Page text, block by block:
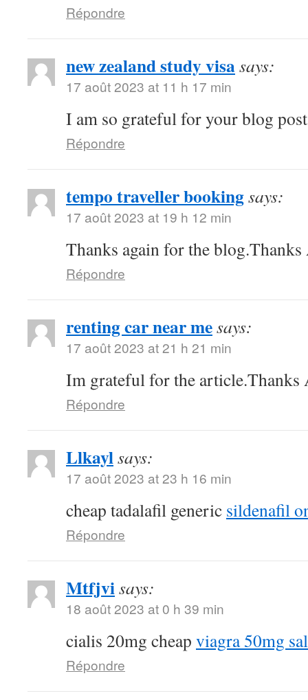
Répondre
new zealand study visasays:
17 août 2023 at 11 h 17 min
I am so grateful for your blog
Répondre
tempo traveller bookingsays:
17 août 2023 at 19 h 12 min
Thanks again for the
Répondre
renting car near mesays:
17 août 2023 at 21 h 21 min
Im grateful for the article.Thanks
Répondre
Llkaylsays:
17 août 2023 at 23 h 16 min
cheap tadalafil generic sildenafil
Répondre
Mtfjvisays:
18 août 2023 at 0 h 39 min
cialis 20mg cheap viagra 50mg
Répondre